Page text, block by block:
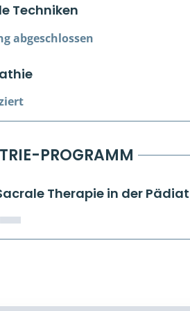
Techniken
abgeschlossen
PROGRAMM
Therapie in der